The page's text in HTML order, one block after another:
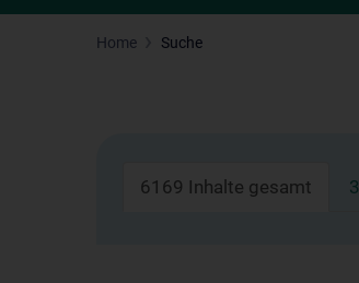
Home Suche
6169 Inhalte gesamt